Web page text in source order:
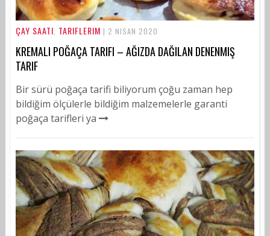
ÇAY SAATI TARIFLERIM | 2 NISAN 2020
KREMALI POĞAÇA TARIFI – AĞIZDA DAĞILAN DENENMIŞ
TARIF
Bir sürü poğaça tarifi biliyorum çoğu zaman hep
bildiğim ölçülerle bildiğim malzemelerle garanti
poğaça tarifleri ya